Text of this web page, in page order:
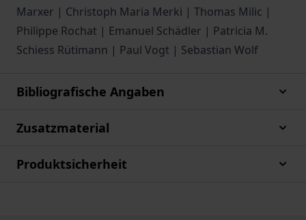
Marxer | Christoph Maria Merki | Thomas Milic |
Philippe Rochat | Emanuel Schädler | Patricia M.
Schiess Rütimann | Paul Vogt | Sebastian Wolf
Bibliografische Angaben
Zusatzmaterial
Produktsicherheit